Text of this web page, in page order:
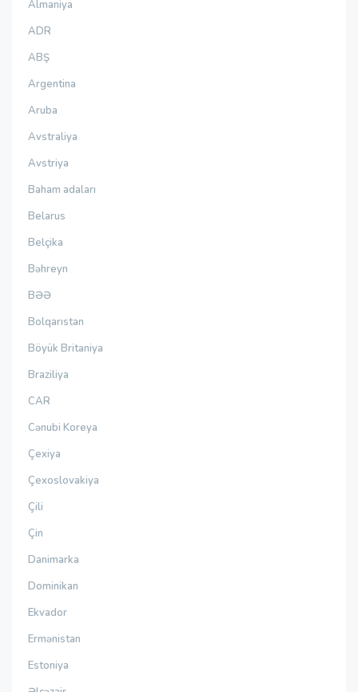
Almaniya
ADR
ABŞ
Argentina
Aruba
Avstraliya
Avstriya
Baham adaları
Belarus
Belçika
Bəhreyn
BƏƏ
Bolqarıstan
Böyük Britaniya
Braziliya
CAR
Cənubi Koreya
Çexiya
Çexoslovakiya
Çili
Çin
Danimarka
Dominikan
Ekvador
Ermənistan
Estoniya